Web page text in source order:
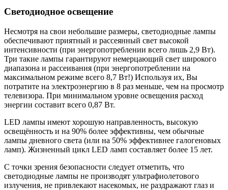
Светодиодное освещение
Несмотря на свои небольшие размеры, светодиодные лампы
обеспечивают приятный и рассеянный свет высокой
интенсивности (при энергопотреблении всего лишь 2,9 Вт).
Три такие лампы гарантируют немерцающий свет широкого
диапазона и рассеивания (при энергопотреблении на
максимальном режиме всего 8,7 Вт!) Используя их, Вы
потратите на электроэнергию в 8 раз меньше, чем на просмотр
телевизора. При минимальном уровне освещения расход
энергии составит всего 0,87 Вт.
LED лампы имеют хорошую направленность, высокую
освещённость и на 90% более эффективны, чем обычные
лампы дневного света (или на 50% эффективнее галогеновых
ламп). Жизненный цикл LED ламп составляет более 15 лет.
С точки зрения безопасности следует отметить, что
светодиодные лампы не производят ультрафиолетового
излучения, не привлекают насекомых, не раздражают глаз и